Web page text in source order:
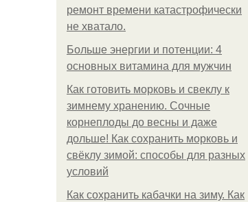
ремонт времени катастрофически
не хватало.
Больше энергии и потенции: 4
основных витамина для мужчин
Как готовить морковь и свеклу к
зимнему хранению. Сочные
корнеплоды до весны и даже
дольше! Как сохранить морковь и
свёклу зимой: способы для разных
условий
Как сохранить кабачки на зиму. Как